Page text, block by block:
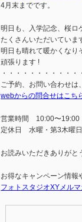
4月末までです。
明日も、入学記念、桜ロ
たくさんいただいていま
明日も晴れて暖かくなり
頑張ります !
・・・・・・・・・・・
ご予約、お問い合わせ
webからの問合せはこち
営業時間 10:00〜19:00
定休日 水曜・第3木曜日
お読みいただきありがと
お得なキャンペーン情報
フォトスタジオXYメル